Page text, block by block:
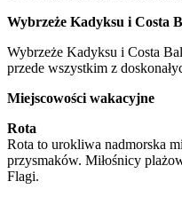
Wybrzeże Kadyksu i Costa
Wybrzeże Kadyksu i Costa
przede wszystkim z
Miejscowości wakacyjne
Rota
Rota to urokliwa nadmorska
przysmaków. Miłośnicy
Flagi.